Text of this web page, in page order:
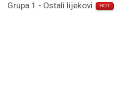
Grupa 1 - Ostali lijekovi
HOT